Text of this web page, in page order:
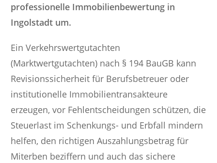
professionelle Immobilienbewertung in
Ingolstadt um.
Ein Verkehrswertgutachten
(Marktwertgutachten) nach § 194 BauGB kann
Revisionssicherheit für Berufsbetreuer oder
institutionelle Immobilientransakteure
erzeugen, vor Fehlentscheidungen schützen, die
Steuerlast im Schenkungs- und Erbfall mindern
helfen, den richtigen Auszahlungsbetrag für
Miterben beziffern und auch das sichere